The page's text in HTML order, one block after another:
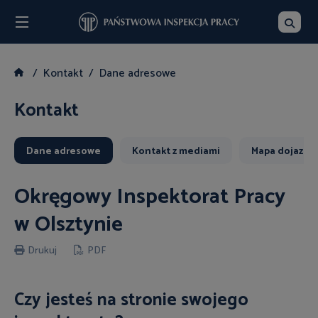
Kontakt Dane adresowe
Kontakt
Dane adresowe Kontakt z mediami Mapa dojazdu
Okręgowy Inspektorat Pracy
w Olsztynie
Drukuj PDF
Czy jesteś na stronie swojego
Szukaj